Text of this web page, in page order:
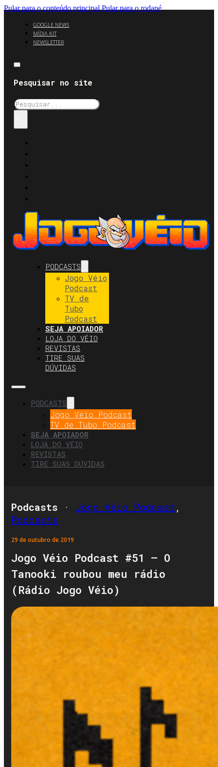
Pular para o conteúdo principal Pular para o rodapé
GOOGLE NEWS
MÍDIA KIT
NEWSLETTER
Pesquisar no site
Pesquisar
PODCASTS
Jogo Véio
Podcast
TV de
Tubo
Podcast
SEJA APOIADOR
LOJA DO VÉIO
REVISTAS
TIRE SUAS
DÚVIDAS
PODCASTS
Jogo Véio Podcast
TV de Tubo Podcast
SEJA APOIADOR
LOJA DO VÉIO
REVISTAS
TIRE SUAS DÚVIDAS
Podcasts · Jogo Véio Podcast,
Podcasts
29 de outubro de 2019
Jogo Véio Podcast #51 – O
Tanooki roubou meu rádio
(Rádio Jogo Véio)